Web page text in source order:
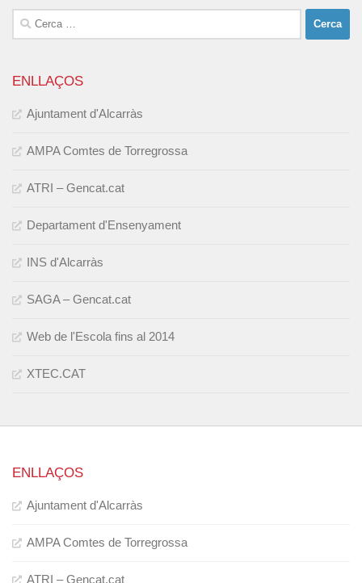
Cerca:
ENLLAÇOS
Ajuntament d'Alcarràs
AMPA Comtes de Torregrossa
ATRI – Gencat.cat
Departament d'Ensenyament
INS d'Alcarràs
SAGA – Gencat.cat
Web de l'Escola fins al 2014
XTEC.CAT
ENLLAÇOS
Ajuntament d'Alcarràs
AMPA Comtes de Torregrossa
ATRI – Gencat.cat